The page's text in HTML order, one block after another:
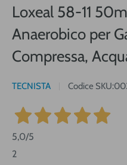
Loxeal 58-11
Anaerobico per
Compressa,
TECNISTA Codice SKU:
5,0/5
2